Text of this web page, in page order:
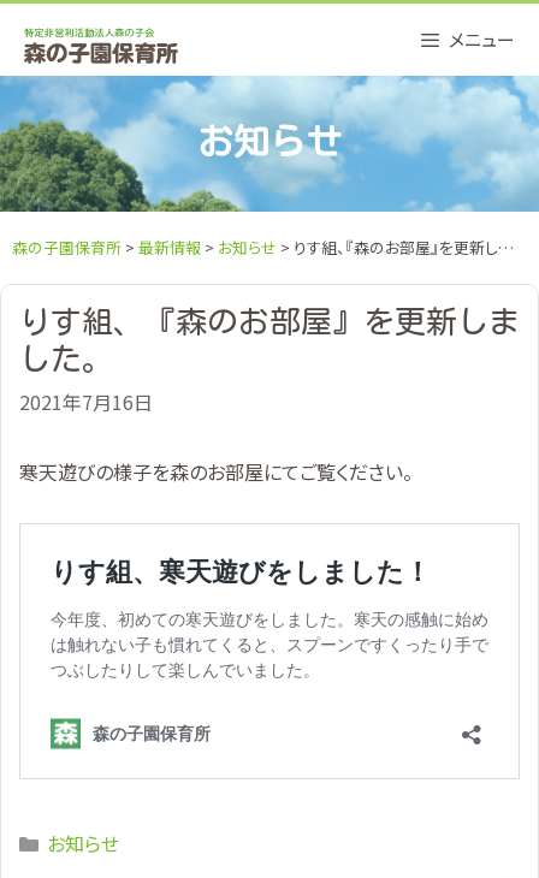
content
メニュー
お知らせ
森の子園保育所 > 最新情報 > お知らせ > りす組、『森のお部屋』を更新しました。
りす組、『森のお部屋』を更新しま
した。
2021年7月16日
寒天遊びの様子を森のお部屋にてご覧ください。
Categories
お知らせ